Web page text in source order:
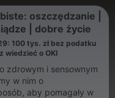
oszczędzanie |
| dobre życie
100 tys. zł bez podatku
wiedzieć o OKI
zdrowym i sensownym
w nim o
aby pomagały w